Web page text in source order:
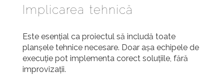
Implicarea tehnică
Este esențial ca proiectul să includă toate
planșele tehnice necesare. Doar așa echipele de
execuție pot implementa corect soluțiile, fără
improvizații.